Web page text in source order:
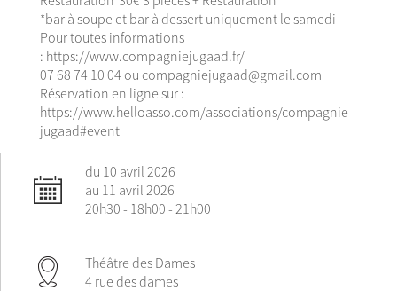
*bar à soupe et bar à dessert uniquement le samedi
Pour toutes informations
: https://www.compagniejugaad.fr/
07 68 74 10 04 ou compagniejugaad@gmail.com
Réservation en ligne sur :
https://www.helloasso.com/associations/compagnie-
jugaad#event
du 10 avril 2026
au 11 avril 2026
20h30 - 18h00 - 21h00
Théâtre des Dames
4 rue des dames